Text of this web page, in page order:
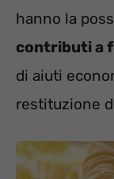
hanno la
contributi a
di aiuti
restituzione